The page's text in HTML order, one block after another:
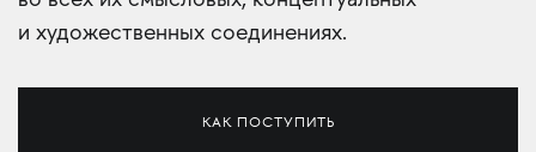
и художественных соединениях.
КАК ПОСТУПИТЬ